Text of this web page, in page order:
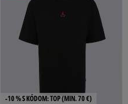
-10 % S KÓDOM: TOP (MIN. 70 €)